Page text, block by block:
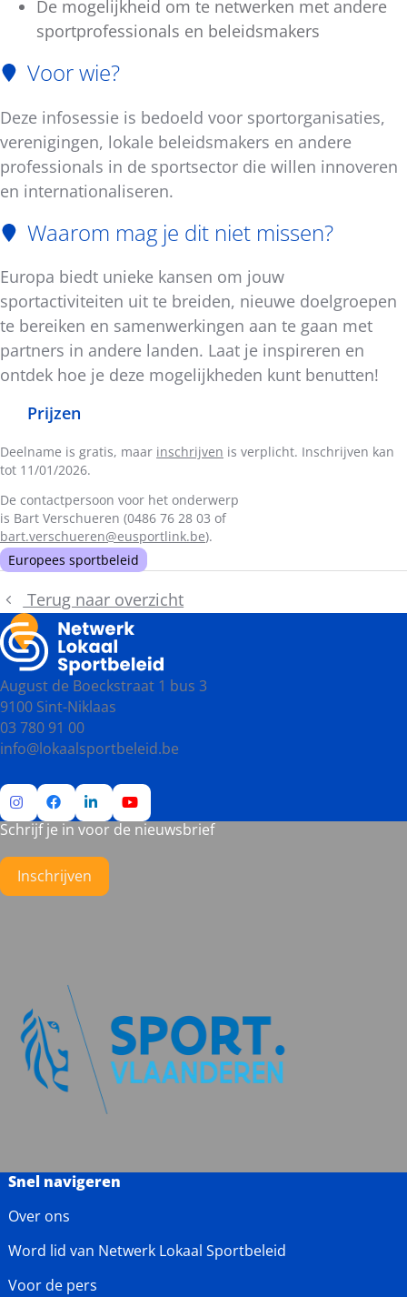
De mogelijkheid om te netwerken met andere
sportprofessionals en beleidsmakers
Voor wie?
Deze infosessie is bedoeld voor sportorganisaties,
verenigingen, lokale beleidsmakers en andere
professionals in de sportsector die willen innoveren
en internationaliseren.
Waarom mag je dit niet missen?
Europa biedt unieke kansen om jouw
sportactiviteiten uit te breiden, nieuwe doelgroepen
te bereiken en samenwerkingen aan te gaan met
partners in andere landen. Laat je inspireren en
ontdek hoe je deze mogelijkheden kunt benutten!
Prijzen
Deelname is gratis, maar inschrijven is verplicht. Inschrijven kan
tot 11/01/2026.
De contactpersoon voor het onderwerp
is Bart Verschueren (0486 76 28 03 of
bart.verschueren@eusportlink.be).
Europees sportbeleid
Terug naar overzicht
August de Boeckstraat 1 bus 3
9100 Sint-Niklaas
03 780 91 00
info@lokaalsportbeleid.be
Ga
Instagram
Ga
Facebook
Ga
LinkedIn
Ga
Snel navigeren
Over ons
Word lid van Netwerk Lokaal Sportbeleid
Voor de pers
Schrijf je in voor de nieuwsbrief
Inschrijven